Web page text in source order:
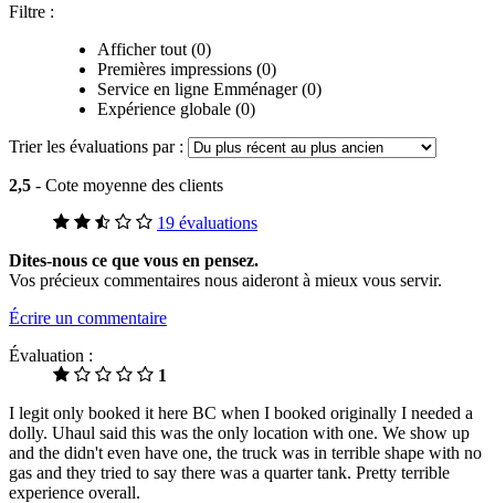
Filtre :
Afficher tout (0)
Premières impressions (0)
Service en ligne Emménager (0)
Expérience globale (0)
Trier les évaluations par :
2,5 - Cote moyenne des clients
19 évaluations
Dites-nous ce que vous en pensez.
Vos précieux commentaires nous aideront à mieux vous servir.
Écrire un commentaire
Évaluation :
1
I legit only booked it here BC when I booked originally I needed a
dolly. Uhaul said this was the only location with one. We show up
and the didn't even have one, the truck was in terrible shape with no
gas and they tried to say there was a quarter tank. Pretty terrible
experience overall.